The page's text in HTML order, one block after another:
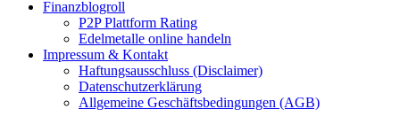
Finanzblogroll
P2P Plattform Rating
Edelmetalle online handeln
Impressum & Kontakt
Haftungsausschluss (Disclaimer)
Datenschutzerklärung
Allgemeine Geschäftsbedingungen (AGB)